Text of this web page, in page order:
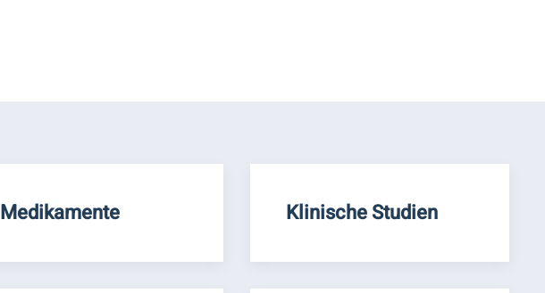
Medikamente Klinische Studien